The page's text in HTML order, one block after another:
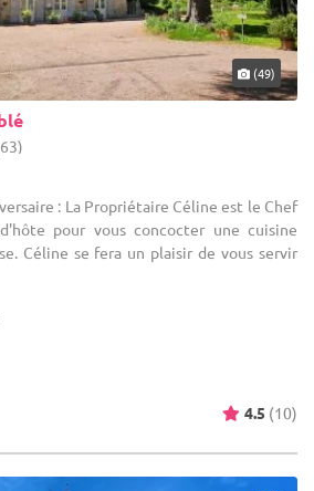
(49)
: La Propriétaire Céline est le Chef
pour vous concocter une cuisine
Céline se fera un plaisir de vous servir
4.5 (10)